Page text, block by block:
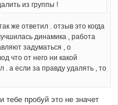
из группы !
же ответил . отзыв это когда
динамика , работа
задуматься , о
что от него ни какой
. а если за правду удалять , то
тебе пробуй это не значет